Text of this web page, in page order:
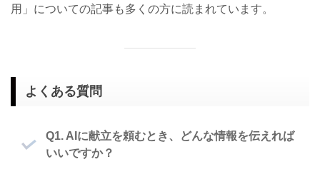
用」についての記事も多くの方に読まれています。
よくある質問
Q1. AIに献立を頼むとき、どんな情報を伝えれば
いいですか？